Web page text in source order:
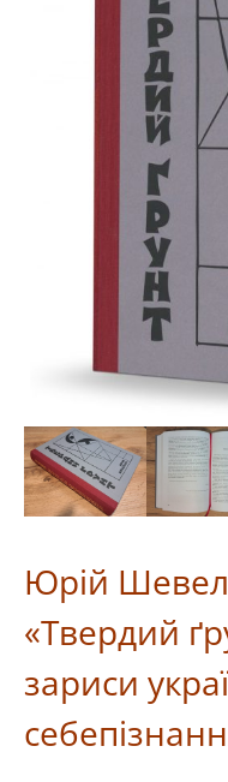
#запідтримкиУКФ
Юрій
«Твердий
зариси